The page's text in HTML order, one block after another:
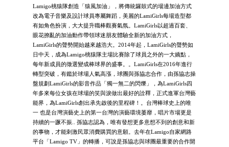
Lamigo桃猿隊創造「猿風加油」，將傳統鑼鼓式的場邊加油方式
改為電子音樂及設計球員專屬舞蹈，美麗的LamiGirls每場造型都
有如角色扮演，大大提升職棒觀賽氣氛。LamiGirls以超過百套、
眼花撩亂的加油動作帶領球迷朋友體驗全新的加油方式，
LamiGirls的聲勢開始越來越浩大。2014年起，LamiGirls的聲勢如
日中天，成為Lamigo桃猿隊主場比賽除了球員之外的一大嬌點，
每年新成員的徵選變成棒球界的盛事。。LamiGirls在2016年進行
轉型突破，有鑑於球場人氣高漲，球團與孫協志合作，由孫協志操
盤規劃LamiGirls的影音作品「獨一無二的閃爍」，為LamiGirls四
年多來每位女孩在球場的笑與淚做出最好的詮釋，正式進軍台灣藝
能界，為LamiGirls創出承先啟後的里程碑！。台灣棒球史上的唯
一 也是台灣演藝史上的第一台灣的演藝環境萎靡，唱片市場更是
持續的一蹶不振.. 孫協志認為，唯有發想更多意想不到的創意和新
的事物，才能刺激民眾消費購買的意願。去年在Lamigo自家網路
平台「Lamigo TV」的轉播，可說是孫協志與球團最重要的合作開